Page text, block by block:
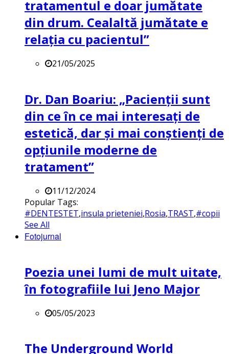
tratamentul e doar jumătate
din drum. Cealaltă jumătate e
relația cu pacientul”
21/05/2025
Dr. Dan Boariu: „Pacienții sunt
din ce în ce mai interesați de
estetică, dar și mai conștienți de
opțiunile moderne de
tratament”
11/12/2024
Popular Tags:
#DENTESTET,insula prieteniei,Rosia,TRAST,#copii
See All
Fotojurnal
Poezia unei lumi de mult uitate,
în fotografiile lui Jeno Major
05/05/2023
The Underground World